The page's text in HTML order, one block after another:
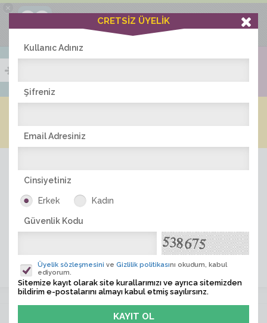
×
Ciddiask Uygulaması
+1 Hafta Gold Üyelik Kazan
Bedava - com.ciddi.ask
İNDİR
ÜYE ARA
VİTRİN
CRETSİZ ÜYELİK
Kullanıc Adınız
Şifreniz
Email Adresiniz
Cinsiyetiniz
Erkek Kadın
Güvenlik Kodu
Üyelik sözleşmesini ve Gizlilik politikasını okudum, kabul
ediyorum.
Sitemize kayıt olarak site kurallarımızı ve ayrıca sitemizden
bildirim e-postalarını almayı kabul etmiş sayılırsınz.